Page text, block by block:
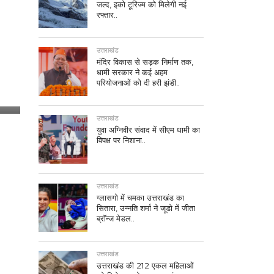
जल्द, इको टूरिज्म को मिलेगी नई
रफ्तार..
उत्तराखंड
मंदिर विकास से सड़क निर्माण तक,
धामी सरकार ने कई अहम
परियोजनाओं को दी हरी झंडी..
उत्तराखंड
युवा अग्निवीर संवाद में सीएम धामी का
विपक्ष पर निशाना..
उत्तराखंड
ग्लासगो में चमका उत्तराखंड का
सितारा, उन्नति शर्मा ने जूडो में जीता
ब्रॉन्ज मेडल..
उत्तराखंड
उत्तराखंड की 212 एकल महिलाओं